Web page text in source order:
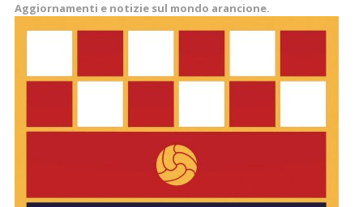
Aggiornamenti e notizie sul mondo arancione.